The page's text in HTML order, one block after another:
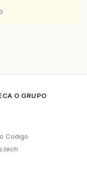
O GRUPO
Codigo